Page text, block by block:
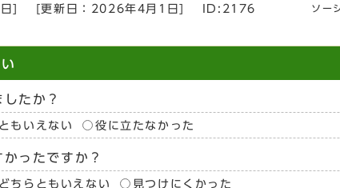
[更新日： 2026年4月1日 ID:2176 ソー
たか？
もいえない 役に立たなかった
ったですか？
どちらともいえない 見つけにくかった